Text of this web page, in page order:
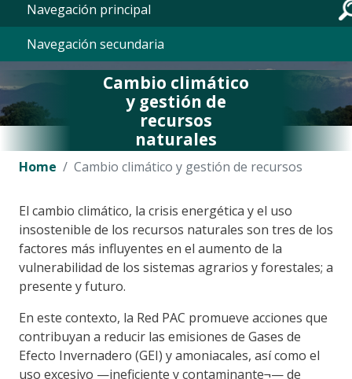
Navegación principal
Navegación secundaria
Cambio climático
y gestión de
recursos
naturales
Home Cambio climático y gestión de recursos
El cambio climático, la crisis energética y el uso
insostenible de los recursos naturales son tres de los
factores más influyentes en el aumento de la
vulnerabilidad de los sistemas agrarios y forestales; a
presente y futuro.
En este contexto, la Red PAC promueve acciones que
contribuyan a reducir las emisiones de Gases de
Efecto Invernadero (GEI) y amoniacales, así como el
uso excesivo —ineficiente y contaminante¬— de